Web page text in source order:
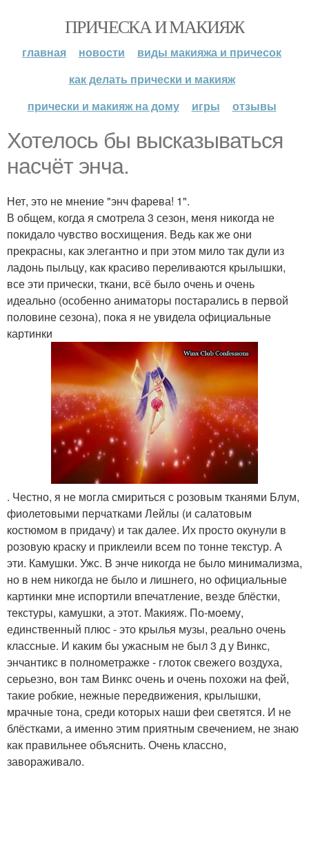
ПРИЧЕСКА И МАКИЯЖ
главная новости
виды макияжа и причесок
как делать прически и макияж
прически и макияж на дому
игры отзывы
Хотелось бы высказываться
насчёт энча.
Нет, это не мнение "энч фарева! 1".
В общем, когда я смотрела 3 сезон, меня никогда не
покидало чувство восхищения. Ведь как же они
прекрасны, как элегантно и при этом мило так дули из
ладонь пыльцу, как красиво переливаются крылышки,
все эти прически, ткани, всё было очень и очень
идеально (особенно аниматоры постарались в первой
половине сезона), пока я не увидела официальные
картинки
. Честно, я не могла смириться с розовым тканями Блум,
фиолетовыми перчатками Лейлы (и салатовым
костюмом в придачу) и так далее. Их просто окунули в
розовую краску и приклеили всем по тонне текстур. А
эти. Камушки. Ужс. В энче никогда не было минимализма,
но в нем никогда не было и лишнего, но официальные
картинки мне испортили впечатление, везде блёстки,
текстуры, камушки, а этот. Макияж. По-моему,
единственный плюс - это крылья музы, реально очень
классные. И каким бы ужасным не был 3 д у Винкс,
энчантикс в полнометражке - глоток свежего воздуха,
серьезно, вон там Винкс очень и очень похожи на фей,
такие робкие, нежные передвижения, крылышки,
мрачные тона, среди которых наши феи светятся. И не
блёстками, а именно этим приятным свечением, не знаю
как правильнее объяснить. Очень классно,
завораживало.